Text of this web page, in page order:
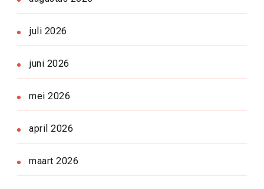
juli 2026
juni 2026
mei 2026
april 2026
maart 2026